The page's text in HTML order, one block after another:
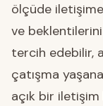
ölçüde
ve
tercih edebilir,
çatışma
açık bir